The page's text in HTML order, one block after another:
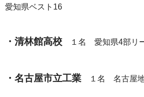
愛知県ベスト16
・清林館高校 １名 愛知県4部リ
・名古屋市立工業 １名 名古屋地